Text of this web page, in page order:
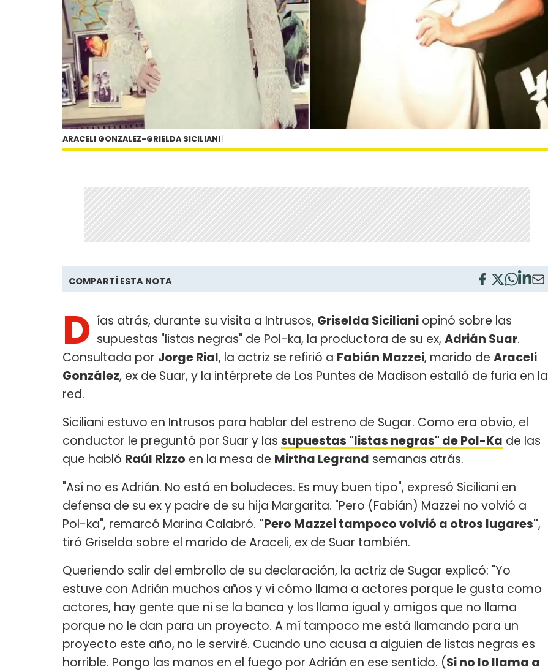
ARACELI GONZALEZ-GRIELDA SICILIANI |
COMPARTÍ ESTA NOTA
D ías atrás, durante su visita a Intrusos, Griselda Siciliani opinó sobre las
supuestas "listas negras" de Pol-ka, la productora de su ex, Adrián Suar.
Consultada por Jorge Rial, la actriz se refirió a Fabián Mazzei, marido de Araceli
González, ex de Suar, y la intérprete de Los Puntes de Madison estalló de furia en la
red.
Siciliani estuvo en Intrusos para hablar del estreno de Sugar. Como era obvio, el
conductor le preguntó por Suar y las supuestas "listas negras" de Pol-Ka de las
que habló Raúl Rizzo en la mesa de Mirtha Legrand semanas atrás.
"Así no es Adrián. No está en boludeces. Es muy buen tipo", expresó Siciliani en
defensa de su ex y padre de su hija Margarita. "Pero (Fabián) Mazzei no volvió a
Pol-ka", remarcó Marina Calabró. "Pero Mazzei tampoco volvió a otros lugares",
tiró Griselda sobre el marido de Araceli, ex de Suar también.
Queriendo salir del embrollo de su declaración, la actriz de Sugar explicó: "Yo
estuve con Adrián muchos años y vi cómo llama a actores porque le gusta como
actores, hay gente que ni se la banca y los llama igual y amigos que no llama
porque no le dan para un proyecto. A mí tampoco me está llamando para un
proyecto este año, no le serviré. Cuando uno acusa a alguien de listas negras es
horrible. Pongo las manos en el fuego por Adrián en ese sentido. (Si no lo llama a